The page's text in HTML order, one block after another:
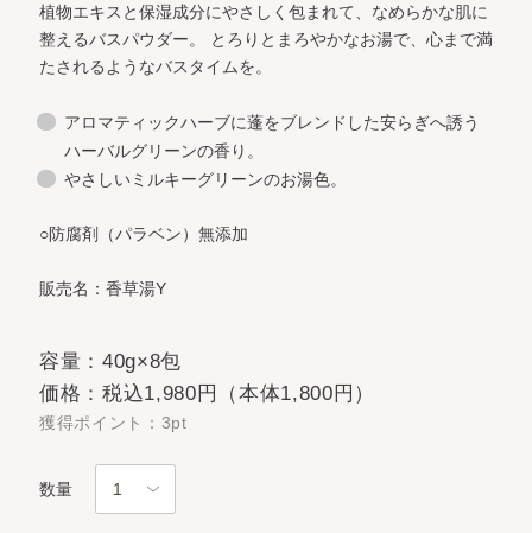
植物エキスと保湿成分にやさしく包まれて、なめらかな肌に
整えるバスパウダー。
とろりとまろやかなお湯で、心まで満
たされるようなバスタイムを。
アロマティックハーブに蓬をブレンドした安らぎへ誘う
ハーバルグリーンの香り。
やさしいミルキーグリーンのお湯色。
○防腐剤（パラベン）無添加
販売名：香草湯Y
容量：40g×8包
価格：税込1,980円（本体1,800円）
獲得ポイント：3pt
数量